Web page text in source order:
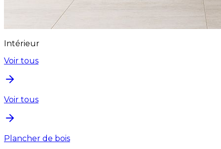
Intérieur
Voir tous
Voir tous
Plancher de bois